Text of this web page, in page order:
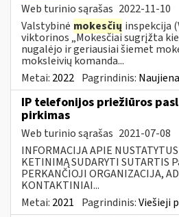
Web turinio sąrašas 2022-11-10
Valstybinė mokesčių inspekcija
viktorinos „Mokesčiai sugrįžta
nugalėjo ir geriausiai šiemet
moksleivių komanda...
Metai: 2022 Pagrindinis: Naujiena
IP telefonijos priežiūros
pirkimas
Web turinio sąrašas 2021-07-08
INFORMACIJA APIE
KETINIMĄ SUDARYTI SUTARTIS
PERKANČIOJI ORGANIZACIJA,
KONTAKTINIAI...
Metai: 2021 Pagrindinis:Viešieji